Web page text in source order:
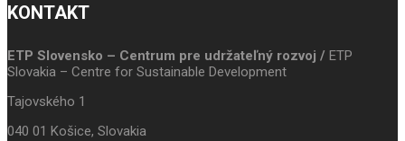
KONTAKT
ETP Slovensko – Centrum pre udržateľný rozvoj / ETP
Slovakia – Centre for Sustainable Development
Tajovského 1
040 01 Košice, Slovakia